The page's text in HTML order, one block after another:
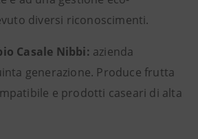
diversi riconoscimenti.
Casale Nibbi: azienda
generazione. Produce frutta
e prodotti caseari di alta